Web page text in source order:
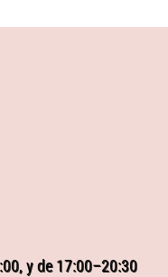
y de 17:00–20:30